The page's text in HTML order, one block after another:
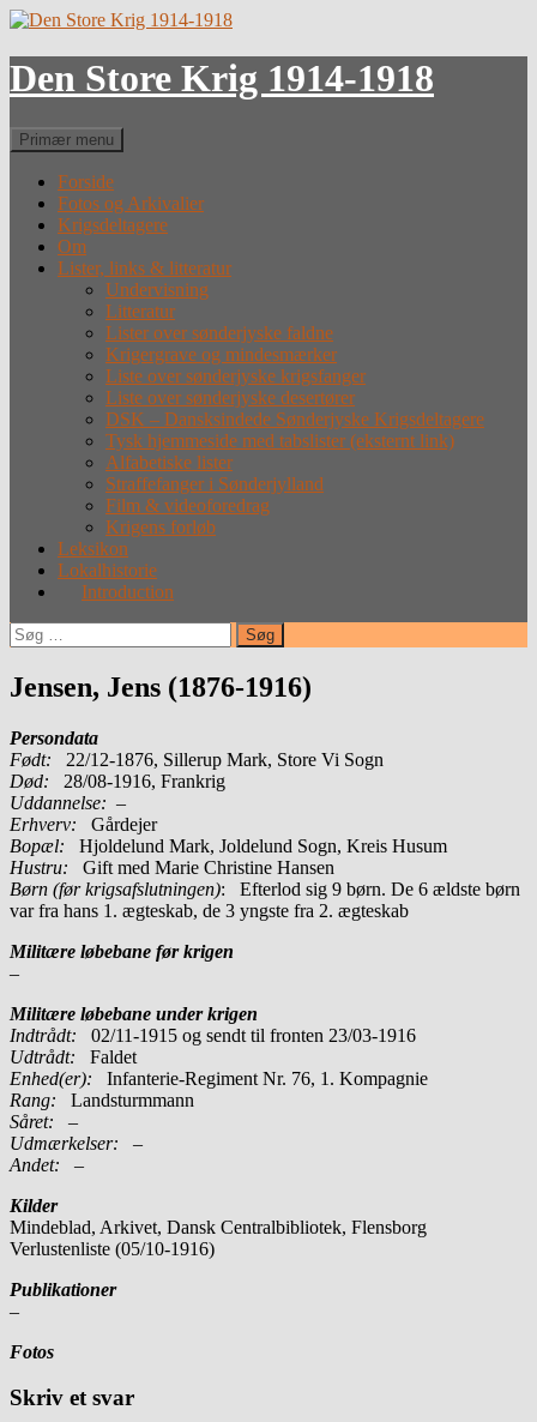
Hop
indhold
Den Store Krig 1914-1918
Søg
Primær menu
Forside
Fotos og Arkivalier
Krigsdeltagere
Om
Lister, links & litteratur
Undervisning
Litteratur
Lister over sønderjyske faldne
Krigergrave og mindesmærker
Liste over sønderjyske krigsfanger
Liste over sønderjyske desertører
DSK – Dansksindede Sønderjyske Krigsdeltagere
Tysk hjemmeside med tabslister (eksternt link)
Alfabetiske lister
Straffefanger i Sønderjylland
Film & videoforedrag
Krigens forløb
Leksikon
Lokalhistorie
Introduction
Søg
efter:
Jensen, Jens (1876-1916)
Persondata
Født: 22/12-1876, Sillerup Mark, Store Vi Sogn
Død: 28/08-1916, Frankrig
Uddannelse: –
Erhverv: Gårdejer
Bopæl: Hjoldelund Mark, Joldelund Sogn, Kreis Husum
Hustru: Gift med Marie Christine Hansen
Børn (før krigsafslutningen): Efterlod sig 9 børn. De 6 ældste børn
var fra hans 1. ægteskab, de 3 yngste fra 2. ægteskab
Militære løbebane før krigen
–
Militære løbebane under krigen
Indtrådt: 02/11-1915 og sendt til fronten 23/03-1916
Udtrådt: Faldet
Enhed(er):
Infanterie-Regiment Nr. 76, 1. Kompagnie
Rang:
Landsturmmann
Såret: –
Udmærkelser: –
Andet: –
Kilder
Mindeblad, Arkivet, Dansk Centralbibliotek, Flensborg
Verlustenliste (05/10-1916)
Publikationer
–
Fotos
Skriv et svar